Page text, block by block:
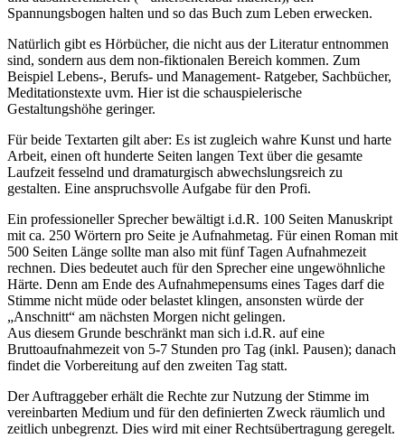
Spannungsbogen halten und so das Buch zum Leben erwecken.
Natürlich gibt es Hörbücher, die nicht aus der Literatur entnommen
sind, sondern aus dem non-fiktionalen Bereich kommen. Zum
Beispiel Lebens-, Berufs- und Management- Ratgeber, Sachbücher,
Meditationstexte uvm. Hier ist die schauspielerische
Gestaltungshöhe geringer.
Für beide Textarten gilt aber: Es ist zugleich wahre Kunst und harte
Arbeit, einen oft hunderte Seiten langen Text über die gesamte
Laufzeit fesselnd und dramaturgisch abwechslungsreich zu
gestalten. Eine anspruchsvolle Aufgabe für den Profi.
Ein professioneller Sprecher bewältigt i.d.R. 100 Seiten Manuskript
mit ca. 250 Wörtern pro Seite je Aufnahmetag. Für einen Roman mit
500 Seiten Länge sollte man also mit fünf Tagen Aufnahmezeit
rechnen. Dies bedeutet auch für den Sprecher eine ungewöhnliche
Härte. Denn am Ende des Aufnahmepensums eines Tages darf die
Stimme nicht müde oder belastet klingen, ansonsten würde der
„Anschnitt“ am nächsten Morgen nicht gelingen.
Aus diesem Grunde beschränkt man sich i.d.R. auf eine
Bruttoaufnahmezeit von 5-7 Stunden pro Tag (inkl. Pausen); danach
findet die Vorbereitung auf den zweiten Tag statt.
Der Auftraggeber erhält die Rechte zur Nutzung der Stimme im
vereinbarten Medium und für den definierten Zweck räumlich und
zeitlich unbegrenzt. Dies wird mit einer Rechtsübertragung geregelt.